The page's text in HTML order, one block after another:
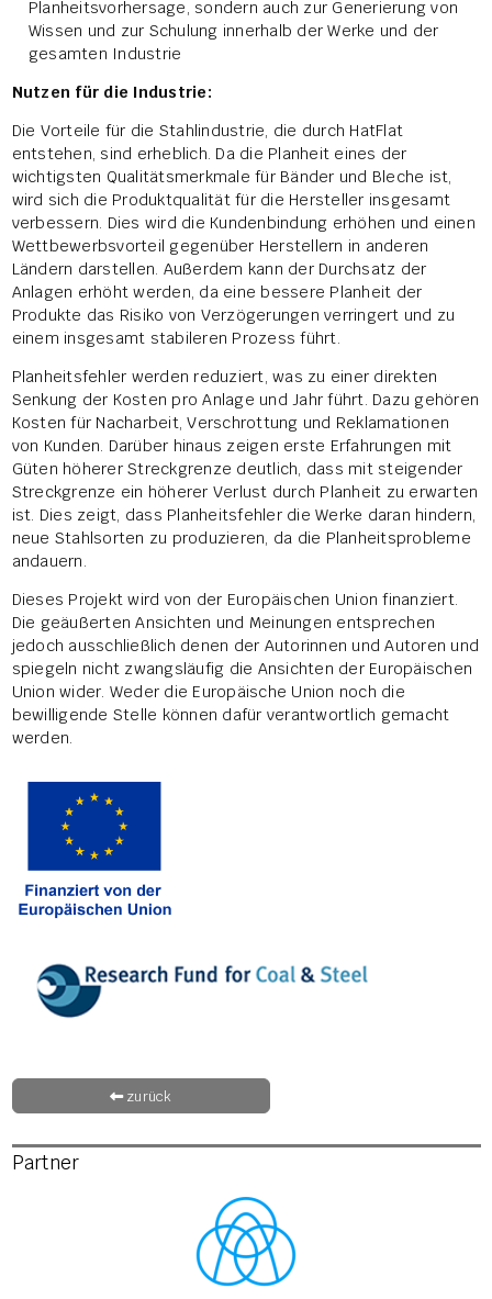
Planheitsvorhersage, sondern auch zur Generierung von
Wissen und zur Schulung innerhalb der Werke und der
gesamten Industrie
Nutzen für die Industrie:
Die Vorteile für die Stahlindustrie, die durch HatFlat
entstehen, sind erheblich. Da die Planheit eines der
wichtigsten Qualitätsmerkmale für Bänder und Bleche ist,
wird sich die Produktqualität für die Hersteller insgesamt
verbessern. Dies wird die Kundenbindung erhöhen und einen
Wettbewerbsvorteil gegenüber Herstellern in anderen
Ländern darstellen. Außerdem kann der Durchsatz der
Anlagen erhöht werden, da eine bessere Planheit der
Produkte das Risiko von Verzögerungen verringert und zu
einem insgesamt stabileren Prozess führt.
Planheitsfehler werden reduziert, was zu einer direkten
Senkung der Kosten pro Anlage und Jahr führt. Dazu gehören
Kosten für Nacharbeit, Verschrottung und Reklamationen
von Kunden. Darüber hinaus zeigen erste Erfahrungen mit
Güten höherer Streckgrenze deutlich, dass mit steigender
Streckgrenze ein höherer Verlust durch Planheit zu erwarten
ist. Dies zeigt, dass Planheitsfehler die Werke daran hindern,
neue Stahlsorten zu produzieren, da die Planheitsprobleme
andauern.
Dieses Projekt wird von der Europäischen Union finanziert.
Die geäußerten Ansichten und Meinungen entsprechen
jedoch ausschließlich denen der Autorinnen und Autoren und
spiegeln nicht zwangsläufig die Ansichten der Europäischen
Union wider. Weder die Europäische Union noch die
bewilligende Stelle können dafür verantwortlich gemacht
werden.
zurück
Partner